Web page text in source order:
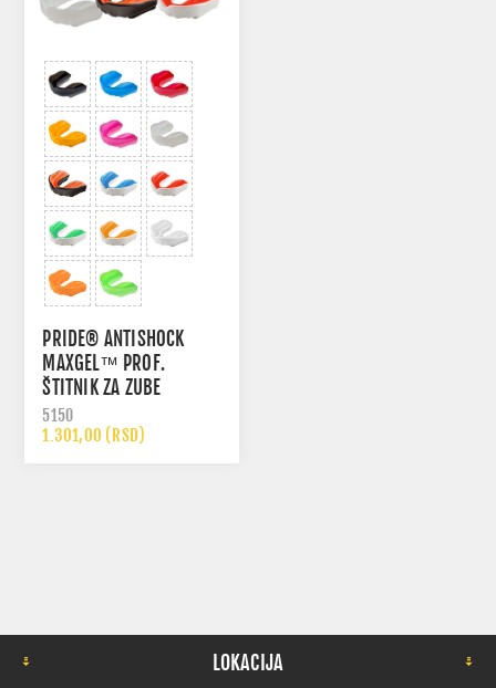
PRIDE® ANTISHOCK
MAXGEL™ PROF.
ŠTITNIK ZA ZUBE
5150
1.301,00 (RSD)
LOKACIJA